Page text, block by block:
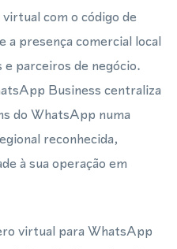
com o código de
presença comercial local
parceiros de negócio.
Business centraliza
do WhatsApp numa
reconhecida,
à sua operação em
virtual para WhatsApp